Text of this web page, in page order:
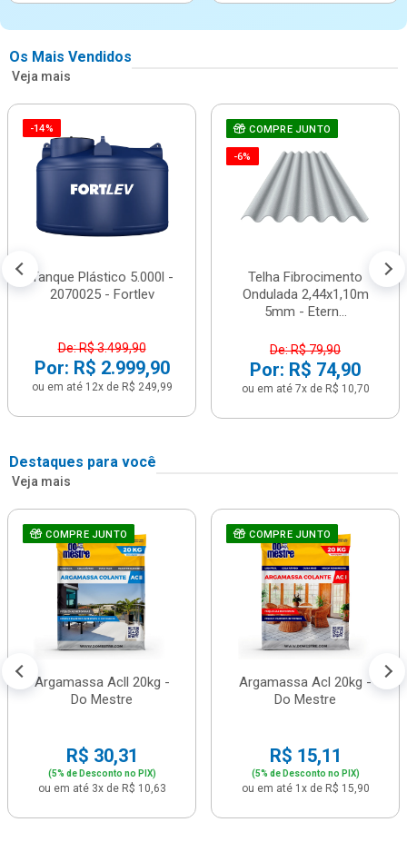
Os Mais Vendidos
Veja mais
-14%
Tanque Plástico 5.000l -
2070025 - Fortlev
De: R$ 3.499,90
Por: R$ 2.999,90
ou em até 12x de R$ 249,99
COMPRE JUNTO
-6%
Telha Fibrocimento
Ondulada 2,44x1,10m
5mm - Etern...
De: R$ 79,90
Por: R$ 74,90
ou em até 7x de R$ 10,70
Destaques para você
Veja mais
COMPRE JUNTO
Argamassa Acll 20kg -
Do Mestre
R$ 30,31
(5% de Desconto no PIX)
ou em até 3x de R$ 10,63
COMPRE JUNTO
Argamassa Acl 20kg -
Do Mestre
R$ 15,11
(5% de Desconto no PIX)
ou em até 1x de R$ 15,90